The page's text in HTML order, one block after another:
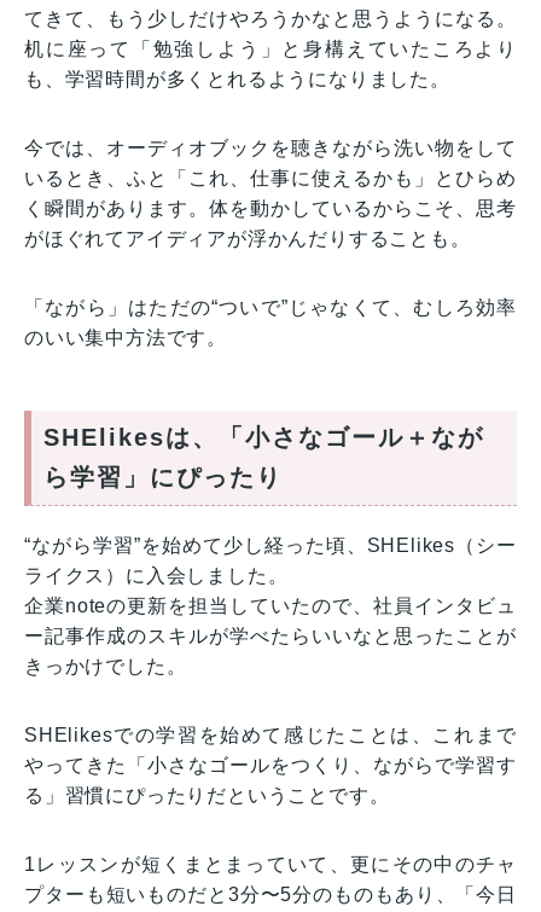
てきて、もう少しだけやろうかなと思うようになる。
机に座って「勉強しよう」と身構えていたころより
も、学習時間が多くとれるようになりました。
今では、オーディオブックを聴きながら洗い物をして
いるとき、ふと「これ、仕事に使えるかも」とひらめ
く瞬間があります。体を動かしているからこそ、思考
がほぐれてアイディアが浮かんだりすることも。
「ながら」はただの“ついで”じゃなくて、むしろ効率
のいい集中方法です。
SHElikesは、「小さなゴール＋なが
ら学習」にぴったり
“ながら学習”を始めて少し経った頃、SHElikes（シー
ライクス）に入会しました。
企業noteの更新を担当していたので、社員インタビュ
ー記事作成のスキルが学べたらいいなと思ったことが
きっかけでした。
SHElikesでの学習を始めて感じたことは、これまで
やってきた「小さなゴールをつくり、ながらで学習す
る」習慣にぴったりだということです。
1レッスンが短くまとまっていて、更にその中のチャ
プターも短いものだと3分〜5分のものもあり、「今日